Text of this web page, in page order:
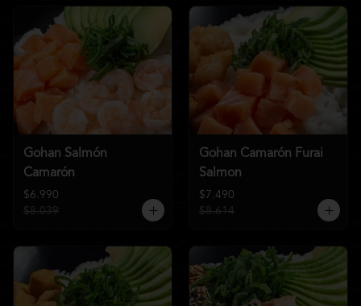
Gohan Salmón
Camarón
$6.990
$8.039
Gohan Camarón Furai
Salmon
$7.490
$8.614